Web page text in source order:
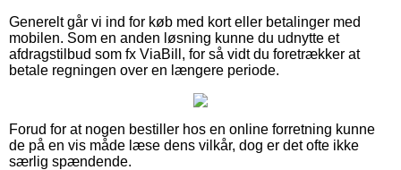
Generelt går vi ind for køb med kort eller betalinger med
mobilen. Som en anden løsning kunne du udnytte et
afdragstilbud som fx ViaBill, for så vidt du foretrækker at
betale regningen over en længere periode.
Forud for at nogen bestiller hos en online forretning kunne
de på en vis måde læse dens vilkår, dog er det ofte ikke
særlig spændende.